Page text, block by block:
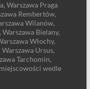
Warszawa Praga
Rembertów,
Wilanów,
Bielany,
Włochy,
Ursus,
Tarchomin,
wedle